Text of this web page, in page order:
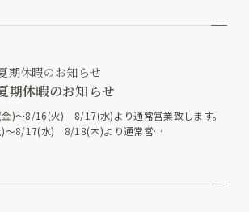
期休暇のお知らせ
)〜8/16(火) 8/17(水)より通常営業致します。
)〜8/17(水) 8/18(木)より通常営…